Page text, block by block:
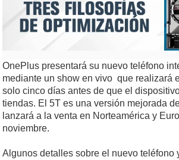
OnePlus presentará su nuevo teléfono
mediante un show en vivo que realizará
solo cinco días antes de que el
tiendas. El 5T es una versión mejorada
lanzará a la venta en Norteamérica y
noviembre.
Algunos detalles sobre el nuevo teléfono